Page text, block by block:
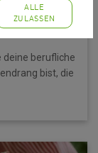
mit
deine berufliche
bist, die
ALLE
ZULASSEN